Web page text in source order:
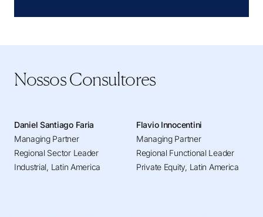
Nossos Consultores
Daniel Santiago Faria
Managing Partner
Regional Sector Leader
Industrial, Latin America
Flavio Innocentini
Managing Partner
Regional Functional Leader
Private Equity, Latin America